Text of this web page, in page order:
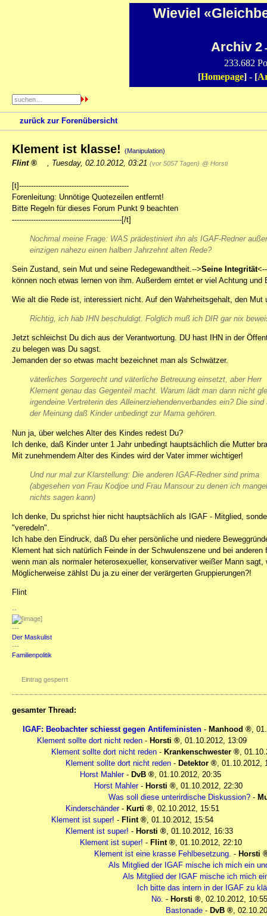
Wieviel
Archiv 2
233.682
[Homepage] - [
zurück zur Forenübersicht
Klement ist klasse! (Manipulation)
Flint Tuesday, 02.10.2012, 03:21 (vor 5057 Tagen) @ Horsti
[t]----------------------------------------------
Forenleitung: Unnötige Quotezeilen entfernt!
Bitte Regeln für dieses Forum Punkt 9 beachten
----------------------------------------------[/t]
Nochmal meine Frage: WAS prädestiniert ihn als IGAF-Redner
einzigen nahezu einen halben Jahrzehnt alten Rede?
Sein Zustand, sein Mut und seine Redegewandtheit.-->Seine Integrität
können noch etwas lernen von ihm. Außerdem erntet er viel Achtung
Wie alt die Rede ist, interessiert nicht. Auf den Wahrheitsgehalt, den Mut
Richtig, ich hab IHN beschuldigt. Folglich muß ich DIR gar nix
Jetzt schleichst Du dich aus der Verantwortung. DU hast IHN in der
zu belegen was Du sagst.
Jemanden der so etwas macht bezeichnet man als Schwätzer.
väterliches Sorgerecht und väterliche Betreuung einsetzt, aber Herr
Klement genau das Gegenteil macht. Warum lädt man dann nicht
irgendeine Vertreterin des Alleinerziehendenverbandes ein? Die sind
der Meinung daß Kinder unbedingt zur Mama gehören.
Nun ja, über welches Alter des Kindes redest Du?
Ich denke, daß Kinder unter 1 Jahr unbedingt hauptsächlich die Mutter
Mit zunehmendem Alter des Kindes wird der Vater immer wichtiger!
Und nur mal zur Klarstellung: Die anderen IGAF-Redner sind prima
(abgesehen von Frau Kodjoe und Frau Mansour zu denen ich
nichts sagen kann)
Ich denke, Du sprichst hier nicht hauptsächlich als IGAF - Mitglied,
"veredeln".
Ich habe den Eindruck, daß Du eher persönliche und niedere
Klement hat sich natürlich Feinde in der Schwulenszene und bei
wenn man als normaler heterosexueller, konservativer weißer Mann
Möglicherweise zählst Du ja zu einer der verärgerten Gruppierungen?!
Flint
--
---
Der Maskulist
---
Familienpolitik
Eintrag gesperrt
gesamter Thread:
IGAF: Beobachter schiesst gegen Antifeministen - Manhood ,
Klement sollte dort nicht reden - Horsti , 01.10.2012, 13:09
Klement sollte dort nicht reden - Krankenschwester ,
Klement sollte dort nicht reden - Detektor , 01.10.2012,
Horst Mahler- DvB , 01.10.2012, 20:35
Horst Mahler- Horsti , 01.10.2012, 22:30
Was soll diese unterirdische Diskussion? -
Kinderschänder- Kurti , 02.10.2012, 15:51
Klement ist super! - Flint , 01.10.2012, 15:54
Klement ist super! - Horsti , 01.10.2012, 16:33
Klement ist super! - Flint , 01.10.2012, 22:10
Klement ist eine krasse Fehlbesetzung. - Horsti
Als Mitglied der IGAF mische ich mich ein
Als Mitglied der IGAF mische ich mich
Ich bitte das intern in der IGAF zu
Nö. - Horsti , 02.10.2012, 10:55
Bastonade - DvB ,